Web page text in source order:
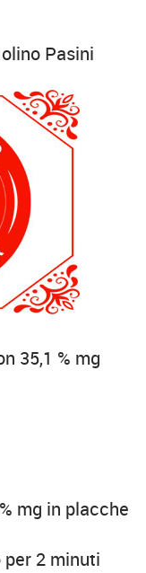
Pasini
35,1 % mg
mg in placche
2 minuti